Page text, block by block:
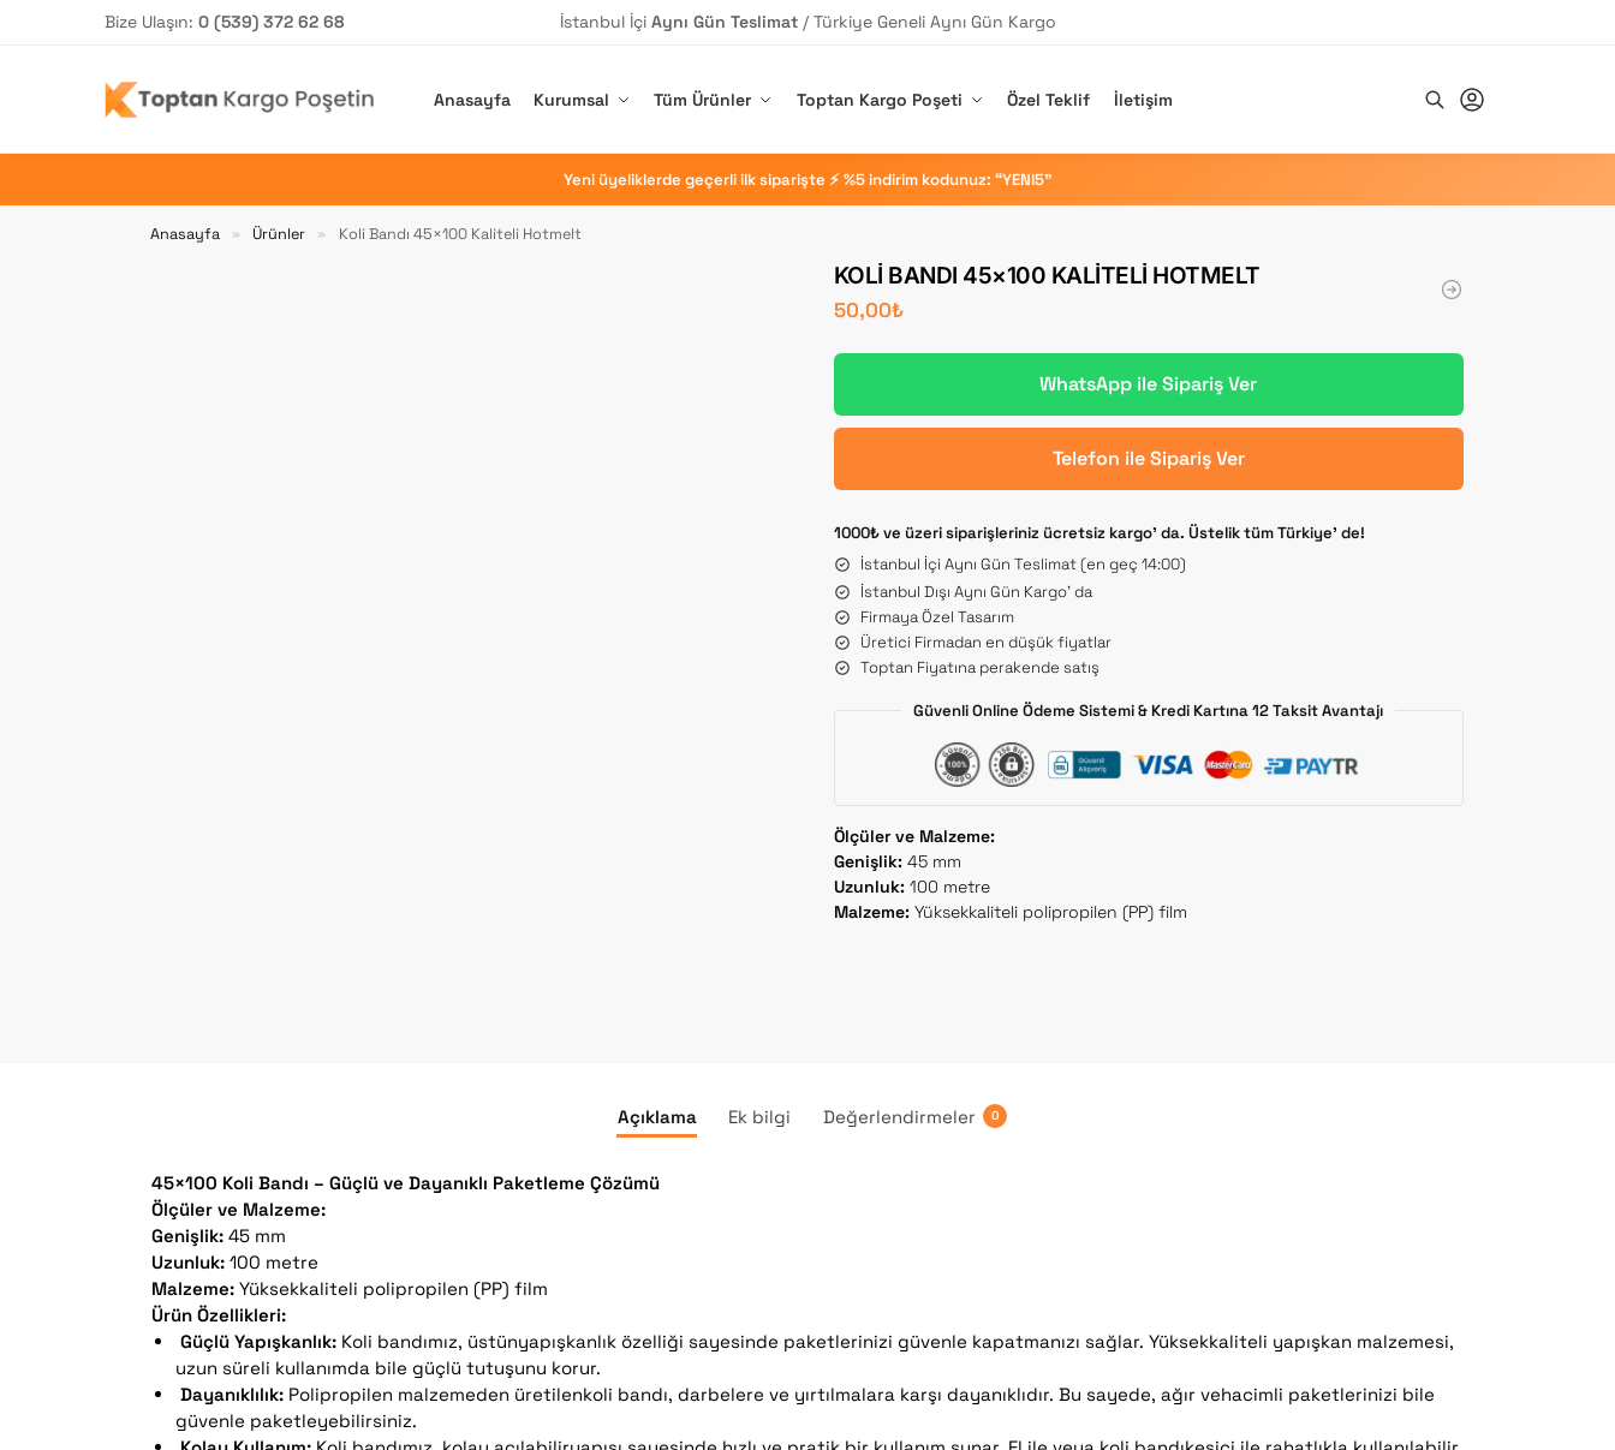
Bize Ulaşın: 0 (539) 372 62 68 İstanbul İçi Aynı Gün Teslimat/ Türkiye Geneli Aynı Gün Kargo
Anasayfa Kurumsal Tüm Ürünler Toptan Kargo Poşeti Özel Teklif İletişim
Arama yap
Yeni üyeliklerde geçerli ilk siparişte ⚡ %5 indirim kodunuz: “YENI5”
Anasayfa » Ürünler » Koli Bandı 45×100 Kaliteli Hotmelt
KOLI BANDI 45×100 KALITELI HOTMELT
50,00₺
WhatsApp ile Sipariş Ver
Telefon ile Sipariş Ver
1000₺ ve üzeri siparişleriniz ücretsiz kargo’ da. Üstelik tüm Türkiye’ de!
İstanbul İçi Aynı Gün Teslimat (en geç 14:00)
İstanbul Dışı Aynı Gün Kargo’ da
Firmaya Özel Tasarım
Üretici Firmadan en düşük fiyatlar
Toptan Fiyatına perakende satış
Güvenli Online Ödeme Sistemi & Kredi Kartına 12 Taksit Avantajı
Ölçüler ve Malzeme:
Genişlik:45 mm
Uzunluk:100 metre
Malzeme:Yüksekkaliteli polipropilen (PP) film
Açıklama Ek bilgi Değerlendirmeler 0
45×100 Koli Bandı – Güçlü ve Dayanıklı Paketleme Çözümü
Ölçüler ve Malzeme:
Genişlik: 45 mm
Uzunluk: 100 metre
Malzeme: Yüksekkaliteli polipropilen (PP) film
Ürün Özellikleri:
Güçlü Yapışkanlık: Koli bandımız, üstünyapışkanlık özelliği sayesinde paketlerinizi güvenle kapatmanızı sağlar. Yüksekkaliteli yapışkan malzemesi,
uzun süreli kullanımda bile güçlü tutuşunu korur.
Dayanıklılık: Polipropilen malzemeden üretilenkoli bandı, darbelere ve yırtılmalara karşı dayanıklıdır. Bu sayede, ağır vehacimli paketlerinizi bile
güvenle paketleyebilirsiniz.